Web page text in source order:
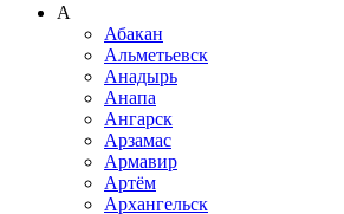
А
Абакан
Альметьевск
Анадырь
Анапа
Ангарск
Арзамас
Армавир
Артём
Архангельск